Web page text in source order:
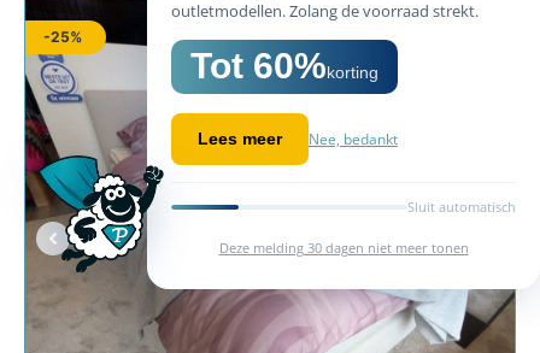
outletmodellen. Zolang de voorraad strekt.
Tot 60%korting
Lees meer Nee, bedankt
Sluit automatisch
Deze melding 30 dagen niet meer tonen
-25%